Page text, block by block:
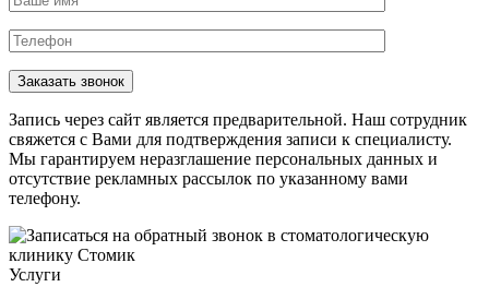
Запись через сайт является предварительной. Наш сотрудник
свяжется с Вами для подтверждения записи к специалисту.
Мы гарантируем неразглашение персональных данных и
отсутствие рекламных рассылок по указанному вами
телефону.
Услуги